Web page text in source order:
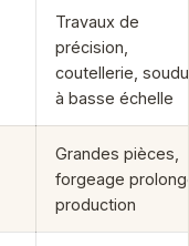
Travaux de
précision,
coutellerie,
à basse échelle
Grandes pièces,
forgeage
production